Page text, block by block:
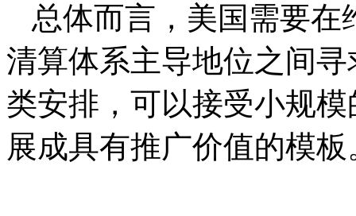
总体而言，美国需要在
清算体系主导地位之间
类安排，可以接受小规
展成具有推广价值的模板